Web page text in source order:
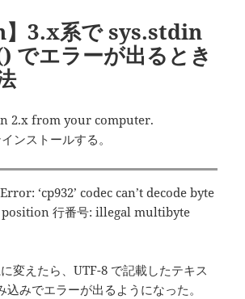
】3.x系で sys.stdin
でエラーが出るとき
2.x from your computer.
ンストールする。
‘cp932’ codec can’t decode byte
position 行番号: illegal multibyte
変えたら、UTF-8 で記載したテキス
込みでエラーが出るようになった。